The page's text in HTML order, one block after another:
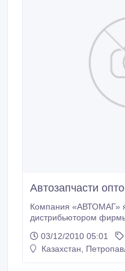
Автозапчасти
Компания «АВТОМАГ»
дистрибьютором фирмы
обновляется
автохимия). О новых
03/12/2010 05:01
Казахстан,